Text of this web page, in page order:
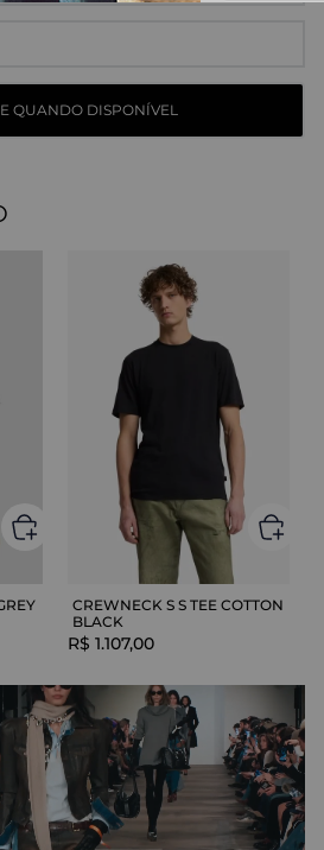
CREWNECK S S TEE COTTON
BLACK
R$ 1.107,00